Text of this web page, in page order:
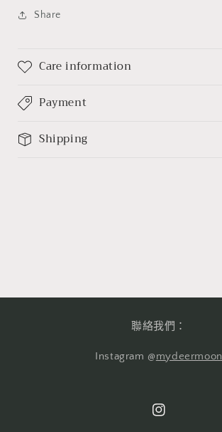
Share
Care information
Payment
Shipping
聯絡我們：
Instagram @mydeermoon
Instagram